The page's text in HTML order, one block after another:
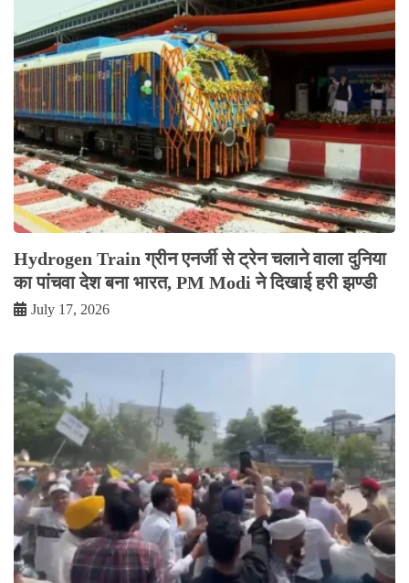
Hydrogen Train ग्रीन एनर्जी से ट्रेन चलाने वाला दुनिया
का पांचवा देश बना भारत, PM Modi ने दिखाई हरी झण्डी
July 17, 2026